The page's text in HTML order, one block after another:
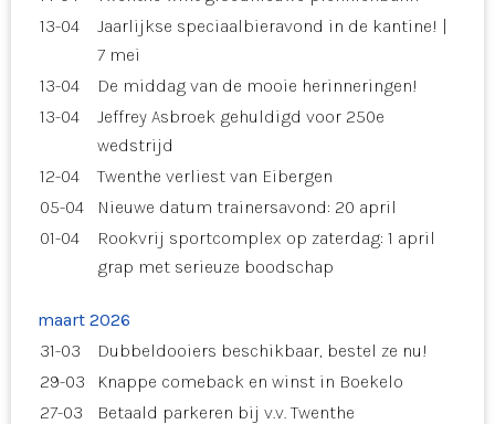
13-04
Jaarlijkse speciaalbieravond in de kantine! |
7 mei
13-04
De middag van de mooie herinneringen!
13-04
Jeffrey Asbroek gehuldigd voor 250e
wedstrijd
12-04
Twenthe verliest van Eibergen
05-04
Nieuwe datum trainersavond: 20 april
01-04
Rookvrij sportcomplex op zaterdag: 1 april
grap met serieuze boodschap
maart 2026
31-03
Dubbeldooiers beschikbaar, bestel ze nu!
29-03
Knappe comeback en winst in Boekelo
27-03
Betaald parkeren bij v.v. Twenthe